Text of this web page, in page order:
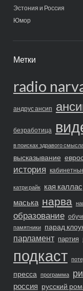
Эстония и Россия
Юмор
Метки
radio
андрус ансип
безработица
в поисках здравого
высказывание
история
катри райк кая каллас
маська нарва
образование
памятники парад
парламент партия
подкаст
пресса программа
россия русский